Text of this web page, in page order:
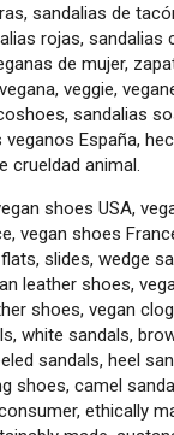
sandalias de
rojas,
de mujer,
veggie,
sandalias
España,
crueldad animal.
shoes USA,
vegan shoes
slides, wedge
leather shoes,
shoes, vegan
white sandals,
sandals, heel
shoes, camel
ethically